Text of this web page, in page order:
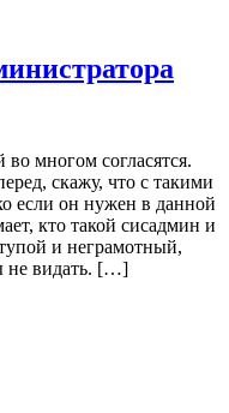
многом согласятся.
скажу, что с такими
если он нужен в данной
кто такой сисадмин и
и неграмотный,
не видать. […]